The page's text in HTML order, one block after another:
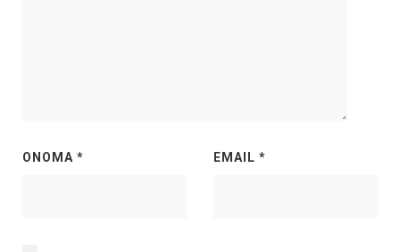
ΌΝΟΜΑ * EMAIL *